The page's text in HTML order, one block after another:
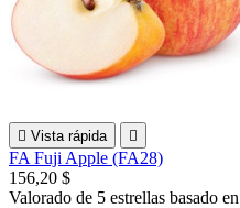
 Vista rápida 
FA Fuji Apple (FA28)
156,20 $
Valorado de 5 estrellas basado en